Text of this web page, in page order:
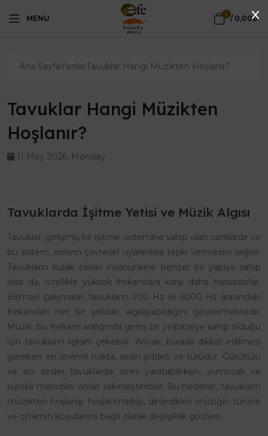
MENU 0 / 0,00₺
Ana SayfaYazılarTavuklar Hangi Müzikten Hoşlanır?
Tavuklar Hangi Müzikten
Hoşlanır?
11 May 2026, Monday
Tavuklarda İşitme Yetisi ve Müzik Algısı
Tavuklar, gelişmiş bir işitme sistemine sahip olan canlılardır ve
bu sistem, onların çevresel uyaranlara tepki vermesini sağlar.
Tavukların kulak zarları insanunkine benzer bir yapıya sahip
olsa da, özellikle yüksek frekanslara karşı daha hassastırlar.
Bilimsel çalışmalar, tavukların 200 Hz ile 5000 Hz arasındaki
frekansları net bir şekilde algılayabildiğini göstermektedir.
Müzik, bu frekans aralığında geniş bir yelpazeye sahip olduğu
için tavukların ilgisini çekebilir. Ancak, burada dikkat edilmesi
gereken en önemli nokta, sesin şiddeti ve türüdür. Gürültülü
ve ani sesler tavuklarda stres yaratabilirken, yumuşak ve
sürekli melodiler onları sakinleştirebilir. Bu nedenle, tavukların
müzikten hoşlanıp hoşlanmadığı, dinledikleri müziğin türüne
ve ortamın koşullarına bağlı olarak değişiklik gösterir.